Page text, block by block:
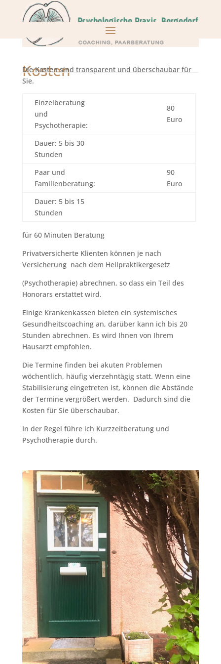
Kosten
Die Kosten sind transparent und überschaubar für
Sie.
Einzelberatung
und
Psychotherapie:
80
Euro
Dauer: 5 bis 30
Stunden
Paar und
Familienberatung:
90
Euro
Dauer: 5 bis 15
Stunden
für 60 Minuten Beratung
Privatversicherte Klienten können je nach
Versicherung nach dem Heilpraktikergesetz
(Psychotherapie) abrechnen, so dass ein Teil des
Honorars erstattet wird.
Einige Krankenkassen bieten ein systemisches
Gesundheitscoaching an, darüber kann ich bis 20
Stunden abrechnen. Es wird Ihnen von Ihrem
Hausarzt empfohlen.
Die Termine finden bei akuten Problemen
wöchentlich, häufig vierzehntägig statt. Wenn eine
Stabilisierung eingetreten ist, können die Abstände
der Termine vergrößert werden. Dadurch sind die
Kosten für Sie überschaubar.
In der Regel führe ich Kurzzeitberatung und
Psychotherapie durch.